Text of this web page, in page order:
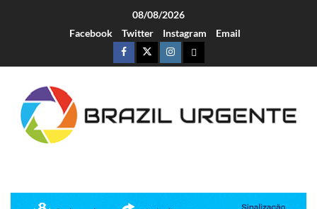
08/08/2026
Facebook
Twitter Instagram Email